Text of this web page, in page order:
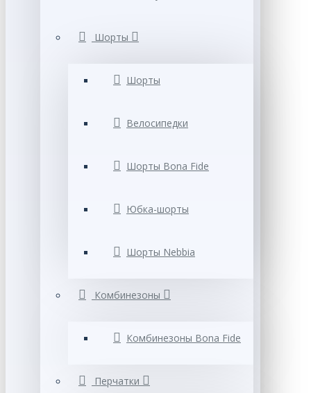
Шорты
Шорты
Велосипедки
Шорты Bona Fide
Юбка-шорты
Шорты Nebbia
Комбинезоны
Комбинезоны Bona Fide
Перчатки